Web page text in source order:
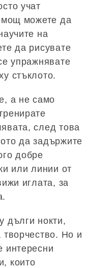
учат
можете да
на
да рисувате
упражнявате
стъклото.
а не само
след това
да задържите
добре
или линии от
иглата, за
дълги нокти,
творчество. Но и
интересни
които